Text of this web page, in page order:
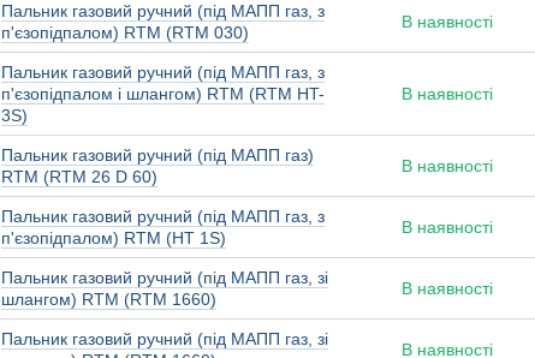
Пальник газовий ручний (під МАПП газ, з
п'єзопідпалом) RTM (RTM 030)
В наявності
Пальник газовий ручний (під МАПП газ, з
п'єзопідпалом і шлангом) RTM (RTM HT-
3S)
В наявності
Пальник газовий ручний (під МАПП газ)
RTM (RTM 26 D 60)
В наявності
Пальник газовий ручний (під МАПП газ, з
п'єзопідпалом) RTM (HT 1S)
В наявності
Пальник газовий ручний (під МАПП газ, зі
шлангом) RTM (RTM 1660)
В наявності
Пальник газовий ручний (під МАПП газ, зі
В наявності